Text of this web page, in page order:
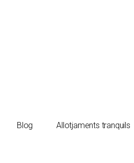
Blog Allotjaments tranquils